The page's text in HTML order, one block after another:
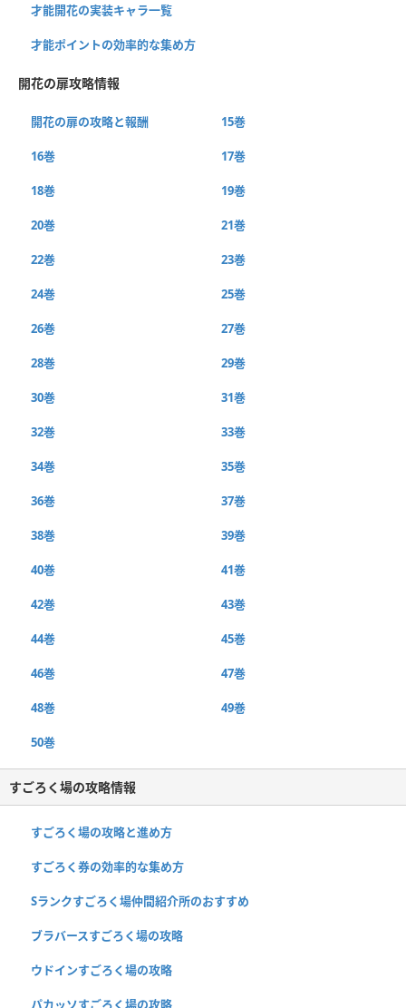
才能開花の実装キャラ一覧
才能ポイントの効率的な集め方
開花の扉攻略情報
開花の扉の攻略と報酬 15巻
16巻 17巻
18巻 19巻
20巻 21巻
22巻 23巻
24巻 25巻
26巻 27巻
28巻 29巻
30巻 31巻
32巻 33巻
34巻 35巻
36巻 37巻
38巻 39巻
40巻 41巻
42巻 43巻
44巻 45巻
46巻 47巻
48巻 49巻
50巻
すごろく場の攻略情報
すごろく場の攻略と進め方
すごろく券の効率的な集め方
Sランクすごろく場仲間紹介所のおすすめ
ブラバースすごろく場の攻略
ウドインすごろく場の攻略
パカッソすごろく場の攻略